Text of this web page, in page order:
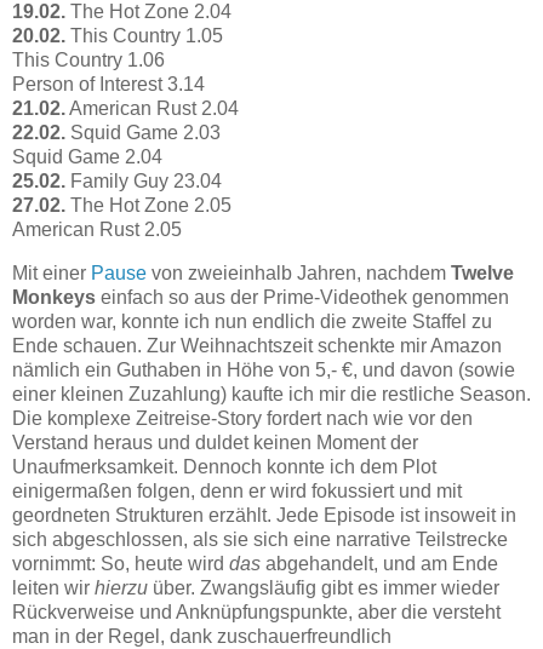
19.02. The Hot Zone 2.04
20.02. This Country 1.05
This Country 1.06
Person of Interest 3.14
21.02.American Rust 2.04
22.02. Squid Game 2.03
Squid Game 2.04
25.02. Family Guy 23.04
27.02. The Hot Zone 2.05
American Rust 2.05
Mit einer Pause von zweieinhalb Jahren, nachdem Twelve
Monkeys einfach so aus der Prime-Videothek genommen
worden war, konnte ich nun endlich die zweite Staffel zu
Ende schauen. Zur Weihnachtszeit schenkte mir Amazon
nämlich ein Guthaben in Höhe von 5,- €, und davon (sowie
einer kleinen Zuzahlung) kaufte ich mir die restliche Season.
Die komplexe Zeitreise-Story fordert nach wie vor den
Verstand heraus und duldet keinen Moment der
Unaufmerksamkeit. Dennoch konnte ich dem Plot
einigermaßen folgen, denn er wird fokussiert und mit
geordneten Strukturen erzählt. Jede Episode ist insoweit in
sich abgeschlossen, als sie sich eine narrative Teilstrecke
vornimmt: So, heute wird das abgehandelt, und am Ende
leiten wir hierzu über. Zwangsläufig gibt es immer wieder
Rückverweise und Anknüpfungspunkte, aber die versteht
man in der Regel, dank zuschauerfreundlich